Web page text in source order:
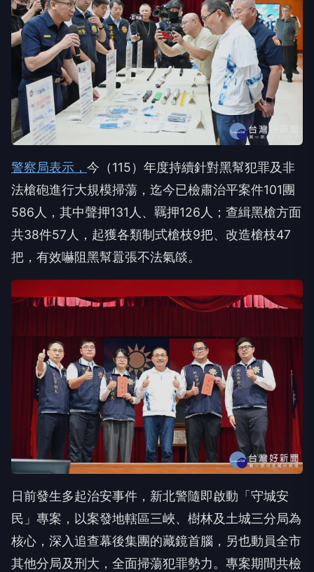
警察局表示， 今（115）年度持續針對黑幫犯罪及非
法槍砲進行大規模掃蕩，迄今已檢肅治平案件101團
586人，其中聲押131人、羈押126人；查緝黑槍方面
共38件57人，起獲各類制式槍枝9把、改造槍枝47
把，有效嚇阻黑幫囂張不法氣燄。
日前發生多起治安事件，新北警隨即啟動「守城安
民」專案，以案發地轄區三峽、樹林及土城三分局為
核心，深入追查幕後集團的藏鏡首腦，另也動員全市
其他分局及刑大，全面掃蕩犯罪勢力。專案期間共檢